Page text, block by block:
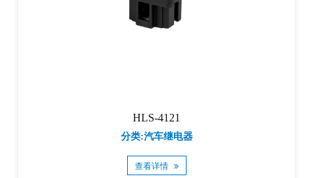
HLS-4121
分类:汽车继电器
查看详情